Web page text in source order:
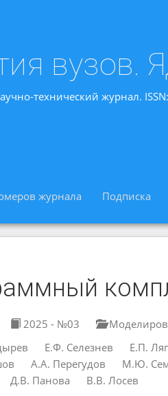
вузов.
технический журнал.
журнала Подписка
2025 - №03
Е.Ф. Селезнев Е.П.
А.А. Перегудов М.Ю.
Д.В. Панова
В.В. Лосев